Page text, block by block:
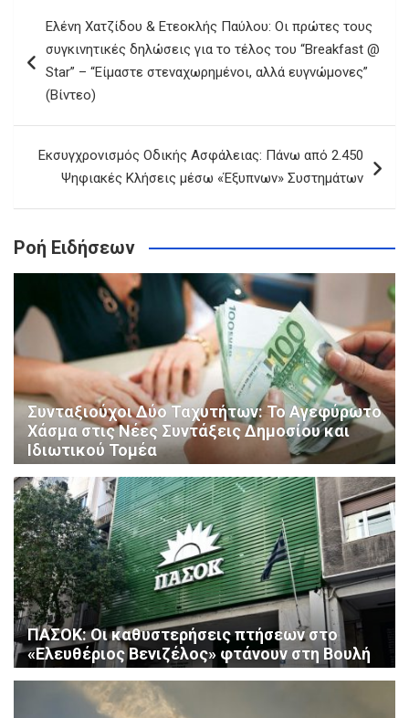
άρθρων
Ελένη Χατζίδου & Ετεοκλής Παύλου: Οι πρώτες τους
συγκινητικές δηλώσεις για το τέλος του “Breakfast @
Star” – “Είμαστε στεναχωρημένοι, αλλά ευγνώμονες”
(Βίντεο)
Εκσυγχρονισμός Οδικής Ασφάλειας: Πάνω από 2.450
Ψηφιακές Κλήσεις μέσω «Έξυπνων» Συστημάτων
Ροή Ειδήσεων
Συνταξιούχοι Δύο Ταχυτήτων: Το Αγεφύρωτο
Χάσμα στις Νέες Συντάξεις Δημοσίου και
Ιδιωτικού Τομέα
ΠΑΣΟΚ: Οι καθυστερήσεις πτήσεων στο
«Ελευθέριος Βενιζέλος» φτάνουν στη Βουλή